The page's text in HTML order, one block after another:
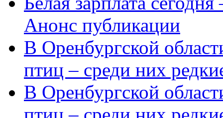
Анонс публикации
В Оренбургской
птиц – среди них
В Оренбургской